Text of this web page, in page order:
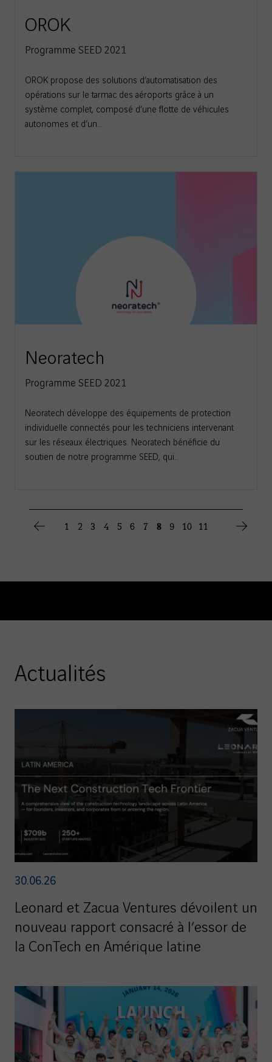
OROK
Programme SEED 2021
OROK propose des solutions d’automatisation des
opérations sur le tarmac des aéroports grâce à un
système complet, composé d’une flotte de véhicules
autonomes et d’un…
Neoratech
Programme SEED 2021
Neoratech développe des équipements de protection
individuelle connectés pour les techniciens intervenant
sur les réseaux électriques. Neoratech bénéficie du
soutien de notre programme SEED, qui…
1 2 3 4 5 6 7 8 9 10 11
Actualités
30.06.26
Leonard et Zacua Ventures dévoilent un
nouveau rapport consacré à l’essor de
la ConTech en Amérique latine